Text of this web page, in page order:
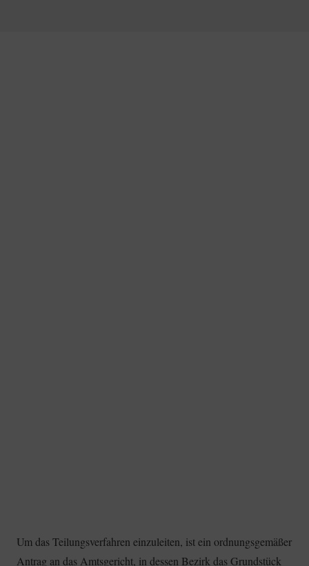
Um das Teilungsverfahren einzuleiten, ist ein ordnungsgemäßer
Antrag an das Amtsgericht, in dessen Bezirk das Grundstück